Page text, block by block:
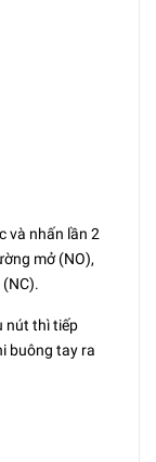
và nhấn lần 2
mở (NO),
nút thì tiếp
buông tay ra